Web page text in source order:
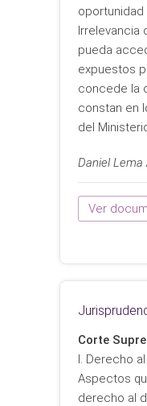
Irrelevancia
pueda
expuestos
concede la
constan en
del
Daniel Lema
Ver
Corte
I. Derecho
Aspectos
derecho al